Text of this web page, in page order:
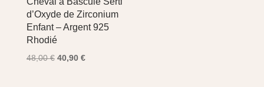
d’Oxyde de Zirconium
Enfant – Argent 925
Rhodié
48,00€ Le
40,90 €Le